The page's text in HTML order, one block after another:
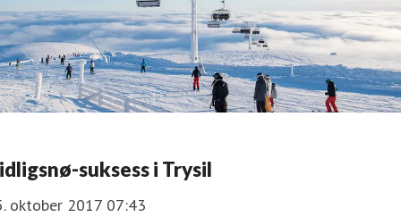
suksess i Trysil
oktober 2017 07:43